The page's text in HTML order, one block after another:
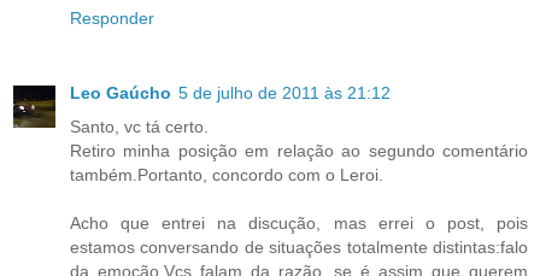
Responder
Leo Gaúcho 5 de julho de 2011 às 21:12
Santo, vc tá certo.
Retiro minha posição em relação ao segundo comentário
também.Portanto, concordo com o Leroi.
Acho que entrei na discução, mas errei o post, pois
estamos conversando de situações totalmente distintas:falo
da emoção.Vcs falam da razão, se é assim que querem